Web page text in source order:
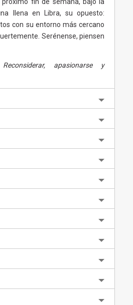
llena en Libra, su opuesto:
con su entorno más cercano
Serénense, piensen
Reconsiderar, apasionarse y